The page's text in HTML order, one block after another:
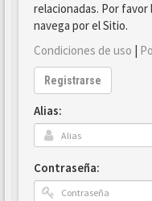
relacionadas. Por
navega por el Sitio.
Condiciones de uso |
Registrarse
Alias:
Contraseña: